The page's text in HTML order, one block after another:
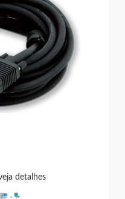
detalhes